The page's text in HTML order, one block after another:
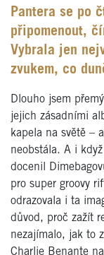
Pantera se po
připomenout,
Vybrala jen
zvukem, co
Dlouho jsem
jejich zásadními
kapela na světě –
neobstála. A i
docenil
pro super groovy
odrazovala i ta
důvod, proč zažít
nezajímalo, jak to
Charlie Benante